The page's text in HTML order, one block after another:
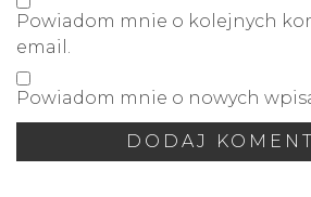
Powiadom mnie o kolejnych
email.
Powiadom mnie o nowych